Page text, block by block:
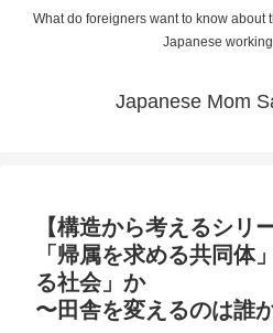
What do foreigners want to know about
Japanese
Japanese Mom
【構造から考えるシリ
「帰属を求める共同体
る社会」か
〜田舎を変えるのは誰